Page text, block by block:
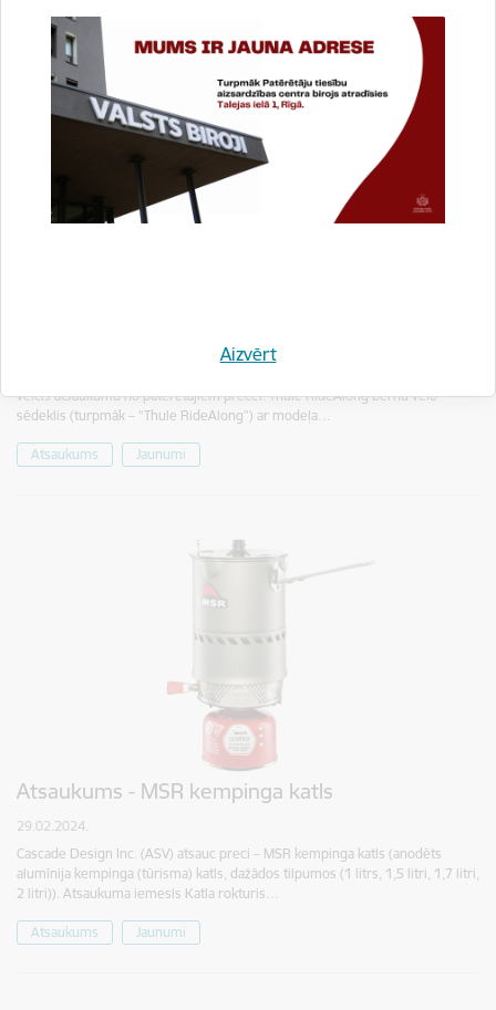
Aizvērt
veicis atsaukumu no patērētājiem precei: Thule RideAlong bērnu velo
sēdeklis (turpmāk – “Thule RideAlong”) ar modeļa…
Atsaukums Jaunumi
Atsaukums - MSR kempinga katls
29.02.2024.
Cascade Design Inc. (ASV) atsauc preci – MSR kempinga katls (anodēts
alumīnija kempinga (tūrisma) katls, dažādos tilpumos (1 litrs, 1,5 litri, 1,7 litri,
2 litri)). Atsaukuma iemesls Katla rokturis…
Atsaukums Jaunumi